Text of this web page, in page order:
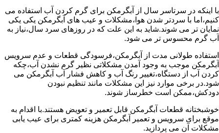
با اینکه در سرتاسر سال از آبگرمکن برای گرم کردن آب استفاده می
کنیم،اما با سردتر شدن هوا،مشکلات و عیب های آبگرمکن یکی یکی
نمایان تر می شوند.شاید به این علت که در روزهای سرد سال،نیاز به
آب گرم محسوس تر می شود.
استفاده طولانی مدت از آبگرمکن،فرسودگی قطعات و عدم سرویس
آبگرمکن موجب به وجود آمدن مشکلاتی نظیر گرم نشدن آب،چکه
کردن آب از دستگاه،تغییر رنگ آب و کاهش فشار آب آبگرمکن می
شود.در برخی موارد نیز این مشکلات مانند تنظیم نبودن
دودکش،ممکن است خطرساز شوند.
خوشبختانه قطعات آبگرمکن قابل تعمیر و تعویض هستند.با اقدام به
موقع برای سرویس و تعمیر آبگرمکن هزینه کمتری برای عیب یابی
مشکلات آن می پردازید.